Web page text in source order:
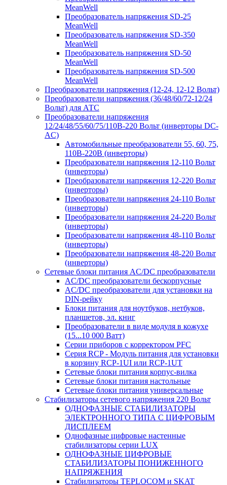
MeanWell
Преобразователь напряжения SD-25
MeanWell
Преобразователь напряжения SD-350
MeanWell
Преобразователь напряжения SD-50
MeanWell
Преобразователь напряжения SD-500
MeanWell
Преобразователи напряжения (12-24, 12-12 Вольт)
Преобразователи напряжения (36/48/60/72-12/24
Вольт) для АТС
Преобразователи напряжения
12/24/48/55/60/75/110В-220 Вольт (инверторы DC-
AC)
Автомобильные преобразователи 55, 60, 75,
110В-220В (инверторы)
Преобразователи напряжения 12-110 Вольт
(инверторы)
Преобразователи напряжения 12-220 Вольт
(инверторы)
Преобразователи напряжения 24-110 Вольт
(инверторы)
Преобразователи напряжения 24-220 Вольт
(инверторы)
Преобразователи напряжения 48-110 Вольт
(инверторы)
Преобразователи напряжения 48-220 Вольт
(инверторы)
Сетевые блоки питания AC/DC преобразователи
AC/DC преобразователи бескорпусные
AC/DC преобразователи для установки на
DIN-рейку
Блоки питания для ноутбуков, нетбуков,
планшетов, эл. книг
Преобразователи в виде модуля в кожухе
(15...10 000 Ватт)
Серии приборов с корректором PFC
Серия RCP - Модуль питания для установки
в корзину RCP-1UI или RCP-1UT
Сетевые блоки питания корпус-вилка
Сетевые блоки питания настольные
Сетевые блоки питания универсальные
Стабилизаторы сетевого напряжения 220 Вольт
ОДНОФАЗНЫЕ СТАБИЛИЗАТОРЫ
ЭЛЕКТРОННОГО ТИПА С ЦИФРОВЫМ
ДИСПЛЕЕМ
Однофазные цифровые настенные
стабилизаторы серии LUX
ОДНОФАЗНЫЕ ЦИФРОВЫЕ
СТАБИЛИЗАТОРЫ ПОНИЖЕННОГО
НАПРЯЖЕНИЯ
Стабилизаторы TEPLOCOM и SKAT